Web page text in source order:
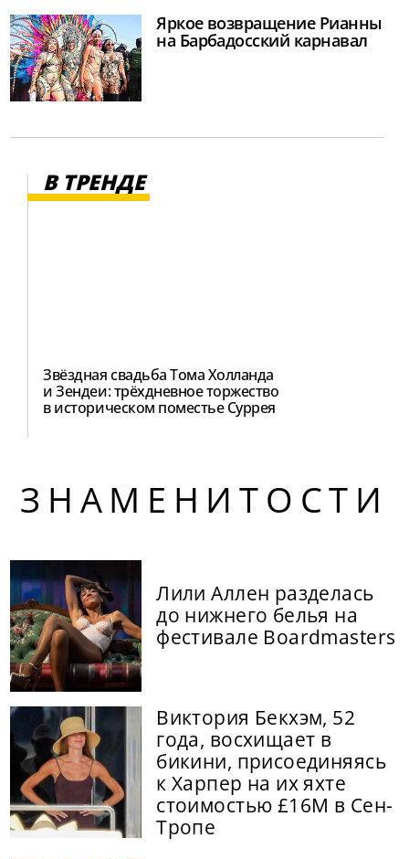
Яркое возвращение Рианны
на Барбадосский карнавал
В ТРЕНДЕ
Звёздная свадьба Тома Холланда
и Зендеи: трёхдневное торжество
в историческом поместье Суррея
ЗНАМЕНИТОСТИ
Лили Аллен разделась
до нижнего белья на
фестивале Boardmasters
Виктория Бекхэм, 52
года, восхищает в
бикини, присоединяясь
к Харпер на их яхте
стоимостью £16M в Сен-
Тропе